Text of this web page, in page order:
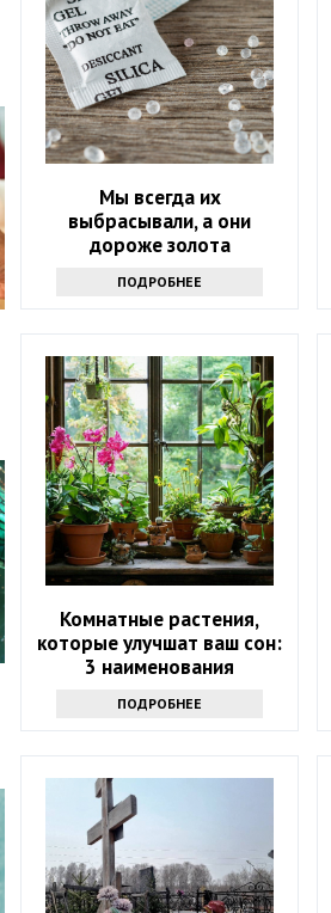
Мы всегда их
выбрасывали, а они
дороже золота
ПОДРОБНЕЕ
Комнатные растения,
которые улучшат ваш сон:
3 наименования
ПОДРОБНЕЕ